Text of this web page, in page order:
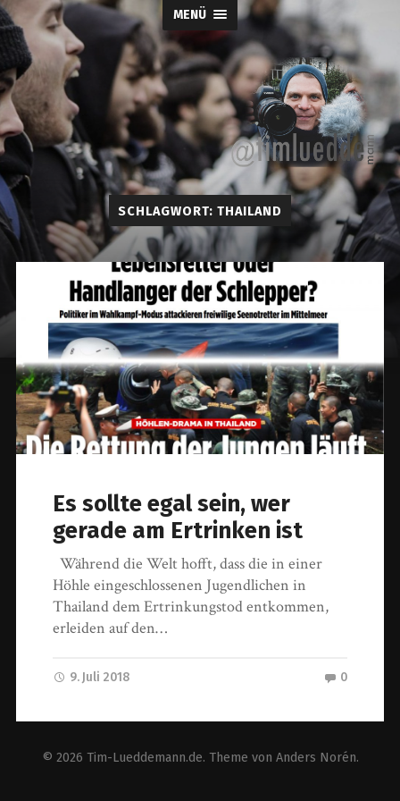
MENÜ
Tim-
SCHLAGWORT: THAILAND
Es sollte egal sein, wer
gerade am Ertrinken ist
Während die Welt hofft, dass die in einer
Höhle eingeschlossenen Jugendlichen in
Thailand dem Ertrinkungstod entkommen,
erleiden auf den…
9. Juli 2018 0
© 2026 Tim-Lueddemann.de. Theme von Anders Norén.